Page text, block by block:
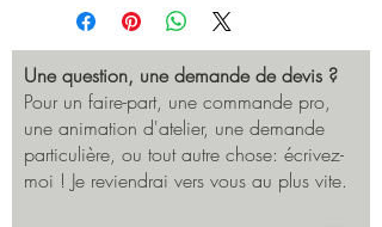
Une question, une demande de devis ?
Pour un faire-part, une commande pro,
une animation d'atelier, une demande
particulière, ou tout autre chose: écrivez-
moi ! Je reviendrai vers vous au plus vite.